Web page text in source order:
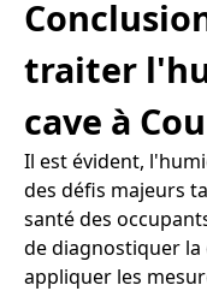
traiter
cave à
Il est évident,
des défis majeurs
santé des
de diagnostiquer la
appliquer les